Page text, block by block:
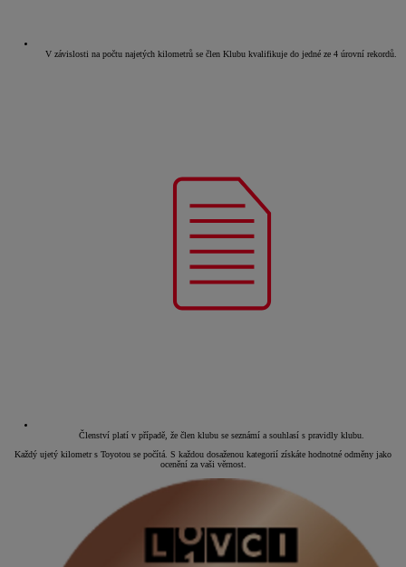
V závislosti na počtu najetých kilometrů se člen Klubu kvalifikuje do jedné ze 4 úrovní rekordů.
Členství platí v případě, že člen klubu se seznámí a souhlasí s pravidly klubu.
Každý ujetý kilometr s Toyotou se počítá. S každou dosaženou kategorií získáte hodnotné odměny jako
ocenění za vaši věrnost.